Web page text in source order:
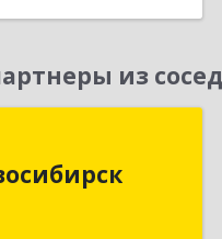
из
Новосибирская обл,
ул, дом №